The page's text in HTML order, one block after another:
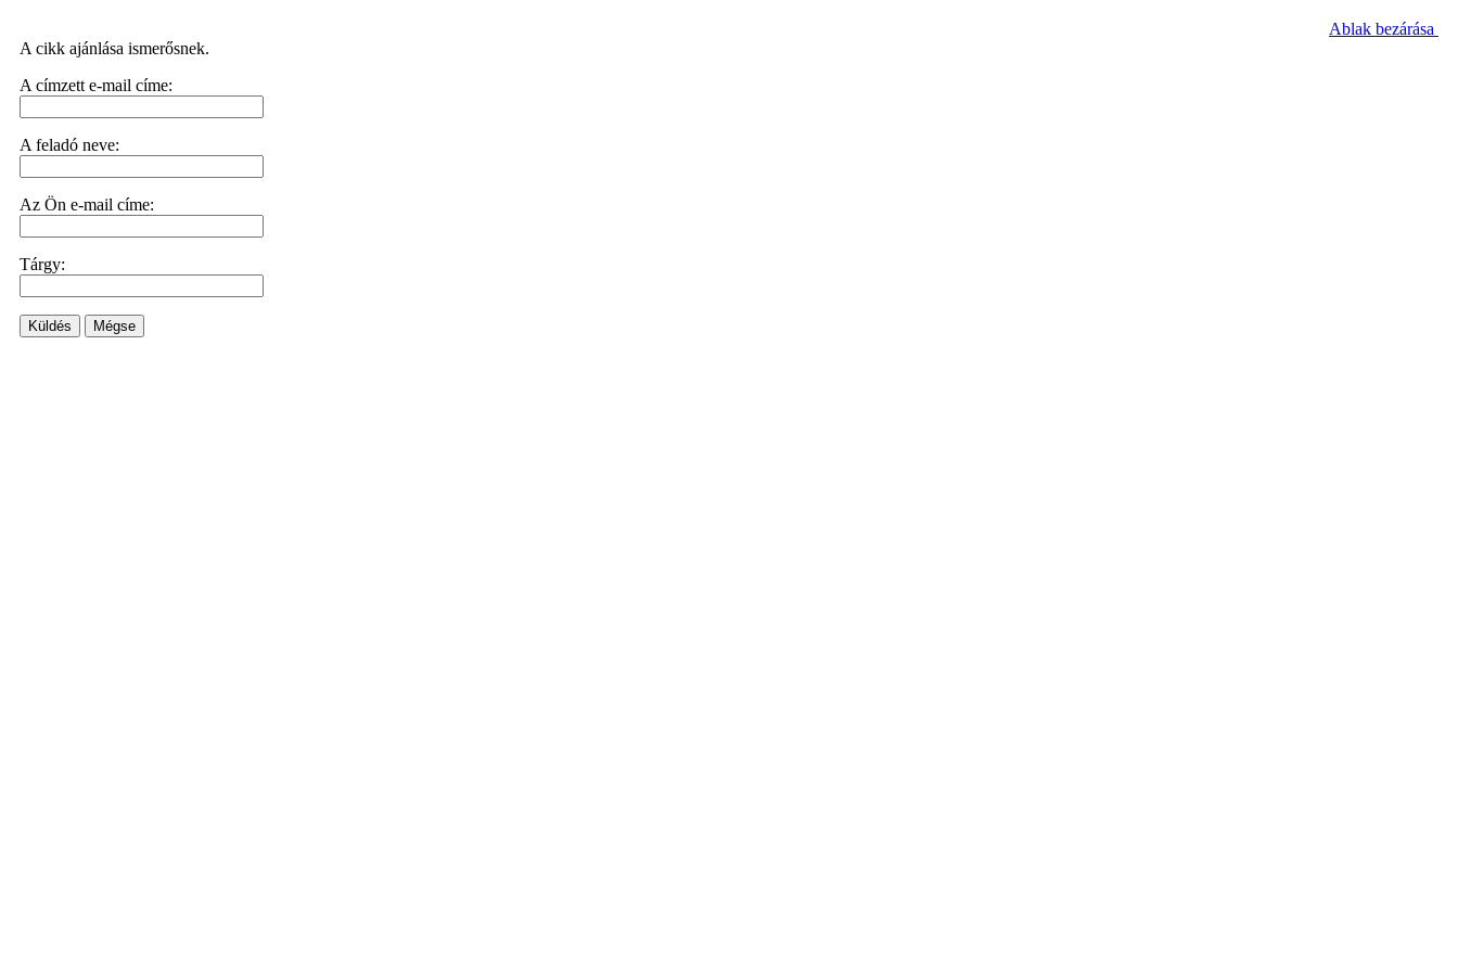
Ablak bezárása
A cikk ajánlása ismerősnek.
A címzett e-mail címe:
A feladó neve:
Az Ön e-mail címe:
Tárgy:
Küldés Mégse